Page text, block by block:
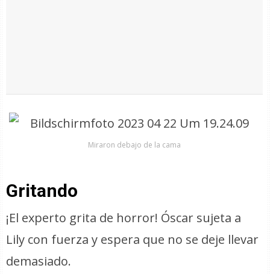
Miraron debajo de la cama
Gritando
¡El experto grita de horror! Óscar sujeta a
Lily con fuerza y espera que no se deje llevar
demasiado.